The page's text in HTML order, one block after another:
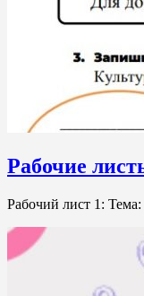
Рабочие
Рабочий лист 1: